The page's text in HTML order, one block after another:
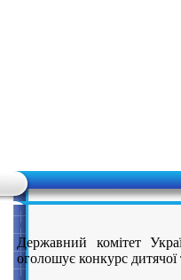
Державний комітет
оголошує конкурс дитячої